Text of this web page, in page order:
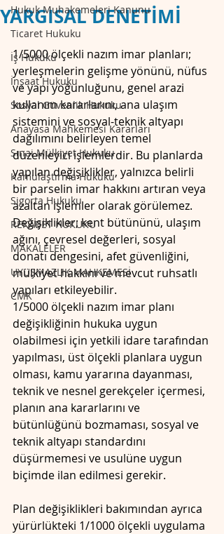
Hukuk Muhakemeleri Kanunu
Ticaret Hukuku
İş Hukuku
İnşaat Hukuku
Sosyal Güvenlik Hukuku
Anayasa Mahkemesi Kararları
Sınai Mülkiyet Hukuku
Kamulaştırma Hukuku
Sigorta Hukuku
REKABET HUKUKU
MAKALELER
UYUŞMAZLIK MAHKEMESİ
CMK
YARGISAL DENETİMİ
1/5000 ölçekli nazım imar planları;
yerleşmelerin gelişme yönünü, nüfus
ve yapı yoğunluğunu, genel arazi
kullanım kararlarını, ana ulaşım
sistemini ve sosyal-teknik altyapı
dağılımını belirleyen temel
düzenleyici işlemlerdir. Bu planlarda
yapılan değişiklikler, yalnızca belirli
bir parselin imar hakkını artıran veya
azaltan işlemler olarak görülemez.
Değişiklikler; kent bütününü, ulaşım
ağını, çevresel değerleri, sosyal
donatı dengesini, afet güvenliğini,
mülkiyet hakkını ve mevcut ruhsatlı
yapıları etkileyebilir.
1/5000 ölçekli nazım imar planı
değişikliğinin hukuka uygun
olabilmesi için yetkili idare tarafından
yapılması, üst ölçekli planlara uygun
olması, kamu yararına dayanması,
teknik ve nesnel gerekçeler içermesi,
planın ana kararlarını ve
bütünlüğünü bozmaması, sosyal ve
teknik altyapı standardını
düşürmemesi ve usulüne uygun
biçimde ilan edilmesi gerekir.
Plan değişiklikleri bakımından ayrıca
yürürlükteki 1/1000 ölçekli uygulama